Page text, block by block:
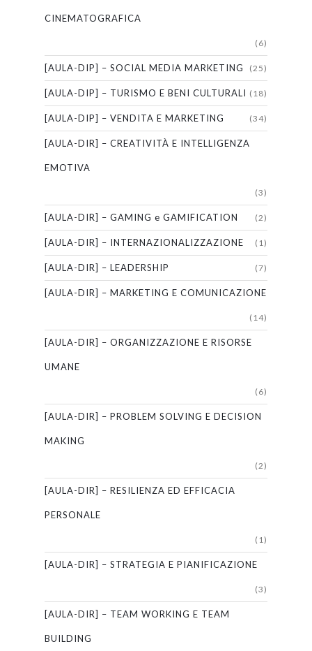
CINEMATOGRAFICA
(6)
[AULA-DIP] – SOCIAL MEDIA MARKETING (25)
[AULA-DIP] – TURISMO E BENI CULTURALI (18)
[AULA-DIP] – VENDITA E MARKETING (34)
[AULA-DIR] – CREATIVITÀ E INTELLIGENZA
EMOTIVA
(3)
[AULA-DIR] – GAMING e GAMIFICATION (2)
[AULA-DIR] – INTERNAZIONALIZZAZIONE (1)
[AULA-DIR] – LEADERSHIP (7)
[AULA-DIR] – MARKETING E COMUNICAZIONE
(14)
[AULA-DIR] – ORGANIZZAZIONE E RISORSE
UMANE
(6)
[AULA-DIR] – PROBLEM SOLVING E DECISION
MAKING
(2)
[AULA-DIR] – RESILIENZA ED EFFICACIA
PERSONALE
(1)
[AULA-DIR] – STRATEGIA E PIANIFICAZIONE
(3)
[AULA-DIR] – TEAM WORKING E TEAM
BUILDING